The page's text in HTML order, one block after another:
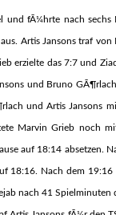
und fÃ¼hrte nach
Artis Jansons traf
erzielte das 7:7 und
und Bruno
und Artis Jansons
Marvin Grieb noch
auf 18:14 absetzen.
18:16. Nach dem
nach 41